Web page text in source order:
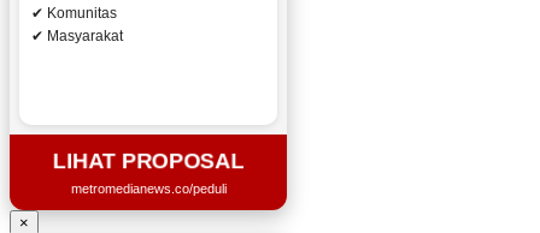
✔ Komunitas
✔ Masyarakat
LIHAT PROPOSAL
metromedianews.co/peduli
×